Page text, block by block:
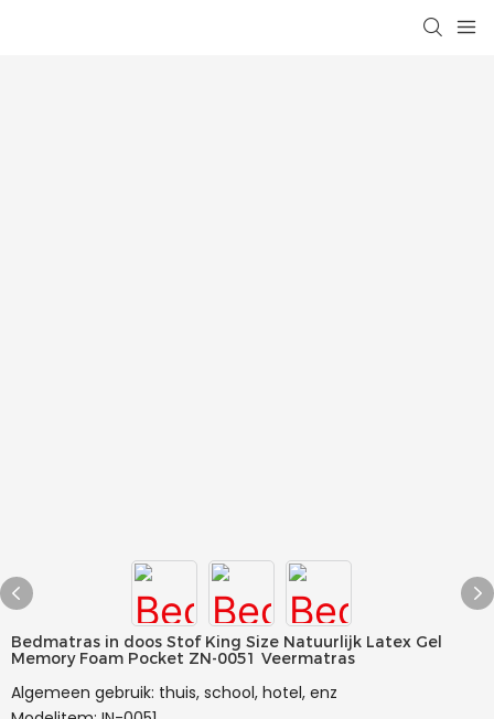
Bedmatras in doos Stof King Size Natuurlijk Latex Gel
Memory Foam Pocket ZN-0051 Veermatras
Algemeen gebruik: thuis, school, hotel, enz